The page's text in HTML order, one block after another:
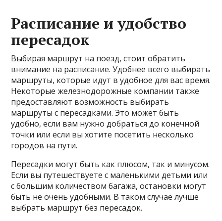
Расписание и удобство
пересадок
Выбирая маршрут на поезд, стоит обратить
внимание на расписание. Удобнее всего выбирать
маршруты, которые идут в удобное для вас время.
Некоторые железнодорожные компании также
предоставляют возможность выбирать
маршруты с пересадками. Это может быть
удобно, если вам нужно добраться до конечной
точки или если вы хотите посетить несколько
городов на пути.
Пересадки могут быть как плюсом, так и минусом.
Если вы путешествуете с маленькими детьми или
с большим количеством багажа, остановки могут
быть не очень удобными. В таком случае лучше
выбрать маршрут без пересадок.